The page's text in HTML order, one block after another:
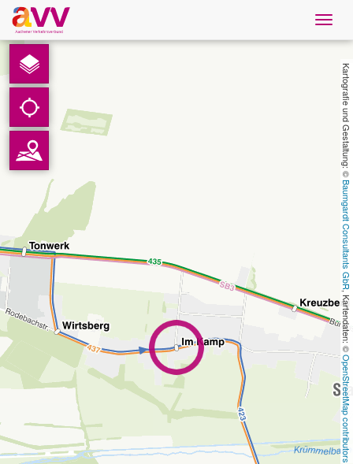
Deutsch
Downloads
Kontakt
Datenschutz
Impressum
Kartografie und Gestaltung: ©
Baumgardt Consultants GbR
, Kartendaten: ©
OpenStreetMap contributors